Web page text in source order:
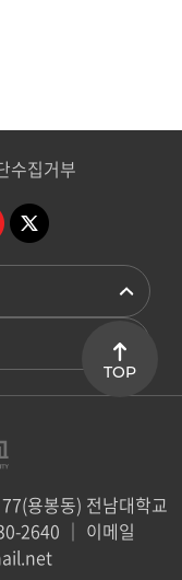
수집거부
용봉동) 전남대학교
2640 ｜ 이메일
TOP